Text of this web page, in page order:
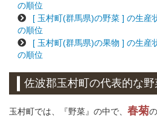
の順位
[ 玉村町(群馬県)の野菜 ] の生産
の順位
[ 玉村町(群馬県)の果物 ] の生産
の順位
佐波郡玉村町の代表的な野
玉村町では、『野菜』の中で、 春菊